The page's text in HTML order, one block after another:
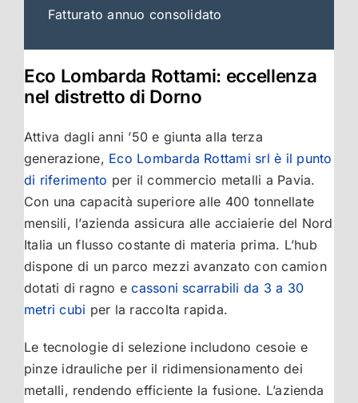
Fatturato annuo consolidato
Eco Lombarda Rottami: eccellenza
nel distretto di Dorno
Attiva dagli anni ’50 e giunta alla terza
generazione, Eco Lombarda Rottami srl è il punto
di riferimento per il commercio metalli a Pavia.
Con una capacità superiore alle 400 tonnellate
mensili, l’azienda assicura alle acciaierie del Nord
Italia un flusso costante di materia prima. L’hub
dispone di un parco mezzi avanzato con camion
dotati di ragno ecassoni scarrabili da 3 a 30
metri cubi per la raccolta rapida.
Le tecnologie di selezione includono cesoie e
pinze idrauliche per il ridimensionamento dei
metalli, rendendo efficiente la fusione. L’azienda